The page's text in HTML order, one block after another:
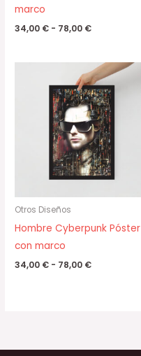
marco
34,00 € - 78,00 €
Otros Diseños
Hombre Cyberpunk Póster
con marco
34,00 € - 78,00 €
Rango
de
precios:
desde
34,00 €
hasta
78,00 €